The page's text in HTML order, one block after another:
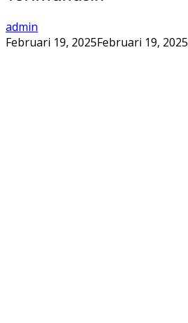
admin
Februari 19, 2025Februari 19, 2025